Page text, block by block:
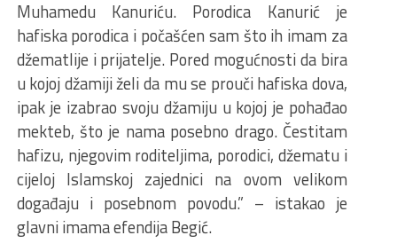
Muhamedu Kanuriću. Porodica Kanurić je
hafiska porodica i počašćen sam što ih imam za
džematlije i prijatelje. Pored mogućnosti da bira
u kojoj džamiji želi da mu se prouči hafiska dova,
ipak je izabrao svoju džamiju u kojoj je pohađao
mekteb, što je nama posebno drago. Čestitam
hafizu, njegovim roditeljima, porodici, džematu i
cijeloj Islamskoj zajednici na ovom velikom
događaju i posebnom povodu.” – istakao je
glavni imama efendija Begić.